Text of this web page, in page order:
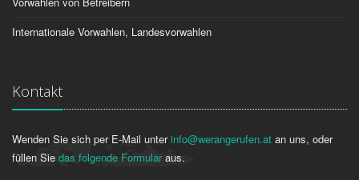
Internationale Vorwahlen, Landesvorwahlen
Kontakt
Wenden Sie sich per E-Mail unterinfo@werangerufen.at an uns, oder
füllen Sie das folgende Formularaus.